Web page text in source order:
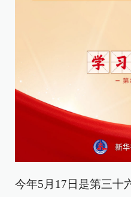
今年5月17日是第三十